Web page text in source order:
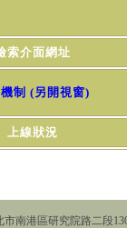
索介面網址
制 (另開視窗)
上線狀況
市南港區研究院路二段